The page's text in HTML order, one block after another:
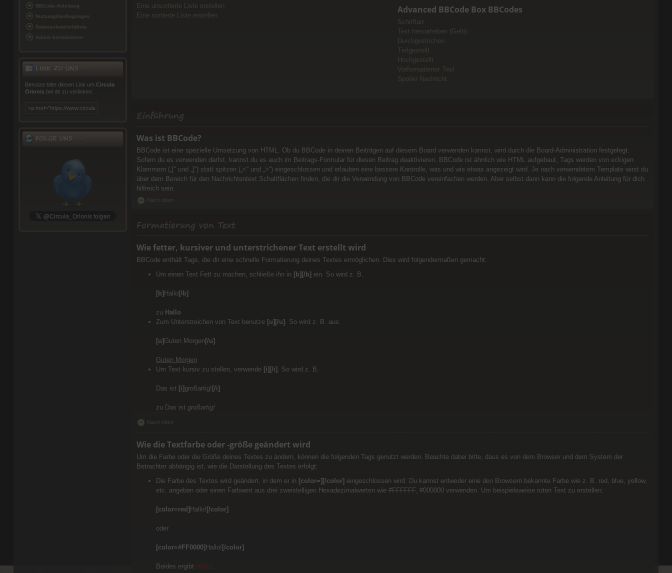
Eine unsortierte Liste erstellen
Eine sortierte Liste erstellen
Advanced BBCode Box BBCodes
Schriftart
Text hervorheben (Gelb)
Durchgestrichen
Tiefgestellt
Hochgestellt
Vorformatierter Text
Spoiler Nachricht
Einführung
Was ist BBCode?
BBCode ist eine spezielle Umsetzung von HTML. Ob du BBCode in deinen Beiträgen auf diesem Board verwenden kannst, wird durch die Board-Administration festgelegt.
Sofern du es verwenden darfst, kannst du es auch im Beitrags-Formular für diesen Beitrag deaktivieren. BBCode ist ähnlich wie HTML aufgebaut, Tags werden von eckigen
Klammern („[“ und „]“) statt spitzen („<“ und „>“) eingeschlossen und erlauben eine bessere Kontrolle, was und wie etwas angezeigt wird. Je nach verwendetem Template wirst du
über dem Bereich für den Nachrichtentext Schaltflächen finden, die dir die Verwendung von BBCode vereinfachen werden. Aber selbst dann kann die folgende Anleitung für dich
hilfreich sein.
Nach oben
Formatierung von Text
Wie fetter, kursiver und unterstrichener Text erstellt wird
BBCode enthält Tags, die dir eine schnelle Formatierung deines Textes ermöglichen. Dies wird folgendermaßen gemacht:
Um einen Text Fett zu machen, schließe ihn in [b][/b] ein. So wird z. B.
[b] Hallo[/b]
zu Hallo
Zum Unterstreichen von Text benutze [u][/u] . So wird z. B. aus:
[u] Guten Morgen [/u]
Guten Morgen
Um Text kursiv zu stellen, verwende [i][/i] . So wird z. B.
Das ist [i] großartig! [/i]
zu Das ist großartig!
Nach oben
Wie die Textfarbe oder -größe geändert wird
Um die Farbe oder die Größe deines Textes zu ändern, können die folgenden Tags genutzt werden. Beachte dabei bitte, dass es von dem Browser und dem System der
Betrachter abhängig ist, wie die Darstellung des Textes erfolgt:
Die Farbe des Textes wird geändert, in dem er in [color=][/color] eingeschlossen wird. Du kannst entweder eine den Browsern bekannte Farbe wie z. B. red, blue, yellow,
etc. angeben oder einen Farbwert aus drei zweistelligen Hexadezimalwerten wie #FFFFFF, #000000 verwenden. Um beispielsweise roten Text zu erstellen:
[color=red] Hallo! [/color]
oder
[color=#FF0000] Hallo! [/color]
Beides ergibt Hallo! .
BBCode-Anleitung
Nutzungsbedingungen
Datenschutzrichtlinie
Admin kontaktieren
LINK ZU UNS
Benutze bitte diesen Link um Circula
Orionisbei dir zu verlinken:
FOLGE UNS